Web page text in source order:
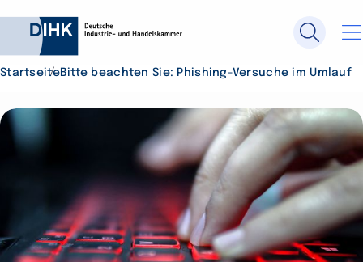
StartseiteBitte beachten Sie: Phishing-Versuche im Umlauf